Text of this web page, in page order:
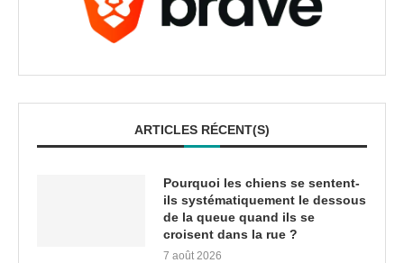
ARTICLES RÉCENT(S)
Pourquoi les chiens se sentent-
ils systématiquement le dessous
de la queue quand ils se
croisent dans la rue ?
7 août 2026